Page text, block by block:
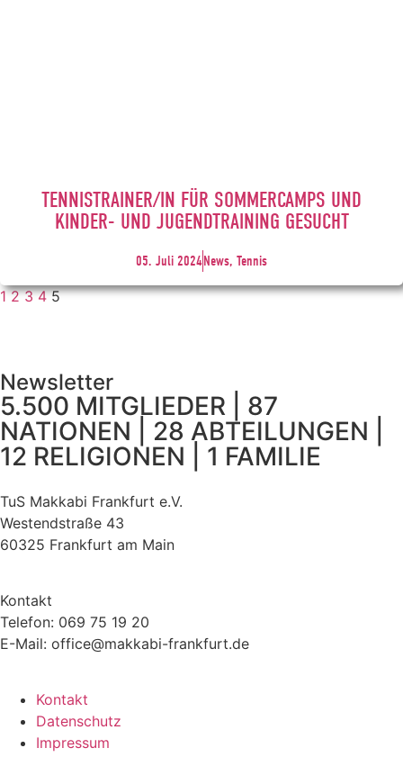
TENNISTRAINER/IN FÜR SOMMERCAMPS UND
KINDER- UND JUGENDTRAINING GESUCHT
05. Juli 2024News, Tennis
1 2 3 4 5
Newsletter
5.500 MITGLIEDER | 87
NATIONEN | 28 ABTEILUNGEN |
12 RELIGIONEN | 1 FAMILIE
TuS Makkabi Frankfurt e.V.
Westendstraße 43
60325 Frankfurt am Main
Kontakt
Telefon: 069 75 19 20
E-Mail: office@makkabi-frankfurt.de
Kontakt
Datenschutz
Impressum